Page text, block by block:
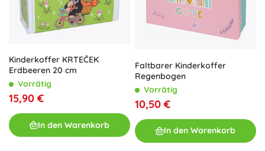
Kinderkoffer KRTEČEK
Erdbeeren 20 cm
Vorrätig
15,90 €
In den Warenkorb
Faltbarer Kinderkoffer
Regenbogen
Vorrätig
10,50 €
In den Warenkorb